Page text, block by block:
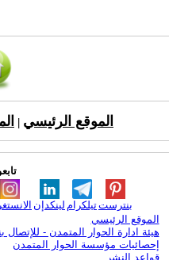
الموقع الرئيسي
لينكدإن تيلكرامبنترست
الموقع الرئيسي
هيئة ادارة الحوار المتمدن - للإتصال
إحصائيات مؤسسة الحوار المتمدن
قواعد النشر